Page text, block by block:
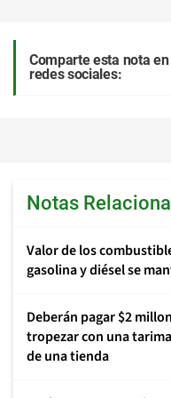
Comparte esta nota en
redes sociales:
Notas
Valor de los
gasolina y diésel se
Deberán pagar $2
tropezar con una
de una tienda